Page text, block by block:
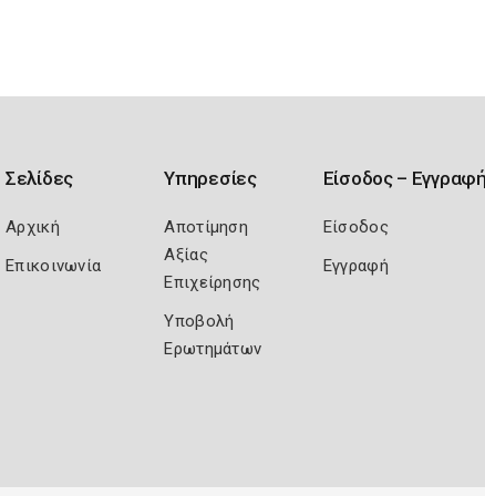
Σελίδες
Αρχική
Επικοινωνία
Υπηρεσίες
Αποτίμηση
Αξίας
Επιχείρησης
Υποβολή
Ερωτημάτων
Είσοδος –
Είσοδος
Εγγραφή